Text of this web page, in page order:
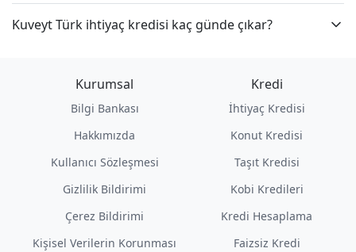
Kuveyt Türk ihtiyaç kredisi kaç günde çıkar?
Kurumsal
Bilgi Bankası
Hakkımızda
Kullanıcı Sözleşmesi
Gizlilik Bildirimi
Çerez Bildirimi
Kişisel Verilerin Korunması
Kredi
İhtiyaç Kredisi
Konut Kredisi
Taşıt Kredisi
Kobi Kredileri
Kredi Hesaplama
Faizsiz Kredi